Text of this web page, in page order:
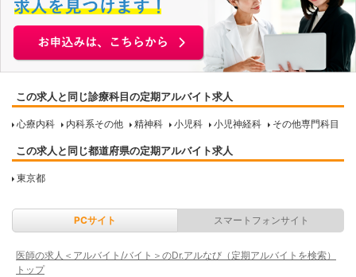
この求人と同じ診療科目の定期アルバイト求人
心療内科 内科系その他 精神科 小児科 小児神経科 その他専門科目
この求人と同じ都道府県の定期アルバイト求人
東京都
PCサイト スマートフォンサイト
医師の求人＜アルバイト/バイト＞のDr.アルなび（定期アルバイトを検索）
トップ